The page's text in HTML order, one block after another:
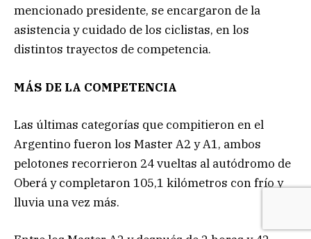
mencionado presidente, se encargaron de la
asistencia y cuidado de los ciclistas, en los
distintos trayectos de competencia.
MÁS DE LA COMPETENCIA
Las últimas categorías que compitieron en el
Argentino fueron los Master A2 y A1, ambos
pelotones recorrieron 24 vueltas al autódromo de
Oberá y completaron 105,1 kilómetros con frío y
lluvia una vez más.